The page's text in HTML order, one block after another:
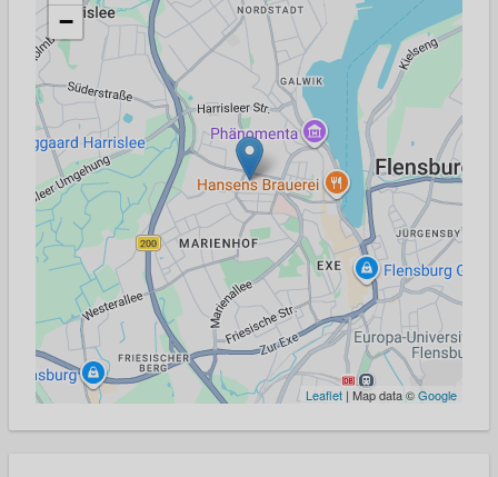
−
Leaflet | Map data ©Google